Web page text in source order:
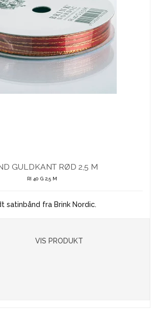
GULDKANT RØD 2,5 M
RI 40 G 2,5 M
satinbånd fra Brink Nordic.
VIS PRODUKT